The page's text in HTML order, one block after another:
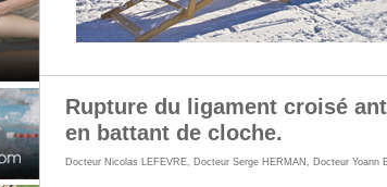
Rupture du ligament croisé
en battant de cloche.
Docteur Nicolas LEFEVRE Docteur Serge HERMAN Docteur Yoann